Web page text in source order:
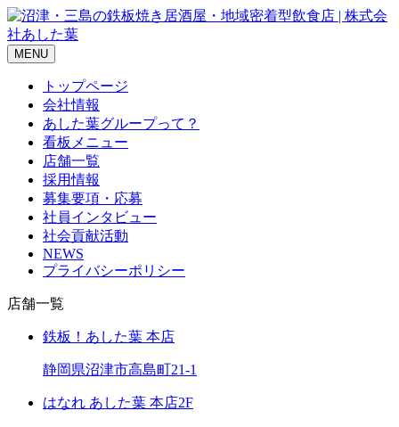
MENU
トップページ
会社情報
あした葉グループって？
看板メニュー
店舗一覧
採用情報
募集要項・応募
社員インタビュー
社会貢献活動
NEWS
プライバシーポリシー
店舗一覧
鉄板！あした葉 本店
静岡県沼津市高島町21-1
はなれ あした葉 本店2F